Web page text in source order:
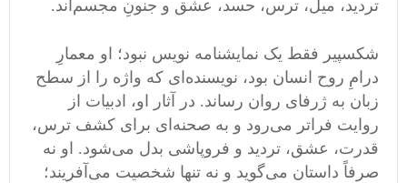
تردید، میل، ترس، حسد، عشق و جنونِ مجسم‌اند.
شکسپیر فقط یک نمایشنامه ‌نویس نبود؛ او معمارِ
درامِ روح انسان بود، نویسنده‌ای که واژه را از سطح
زبان به ژرفای روان رساند. در آثار او، ادبیات از
روایت فراتر می‌رود و به صحنه‌ای برای کشف ترس،
قدرت، عشق، تردید و فروپاشی بدل می‌شود. او نه
صرفاً داستان می‌گوید و نه تنها شخصیت می‌آفریند؛